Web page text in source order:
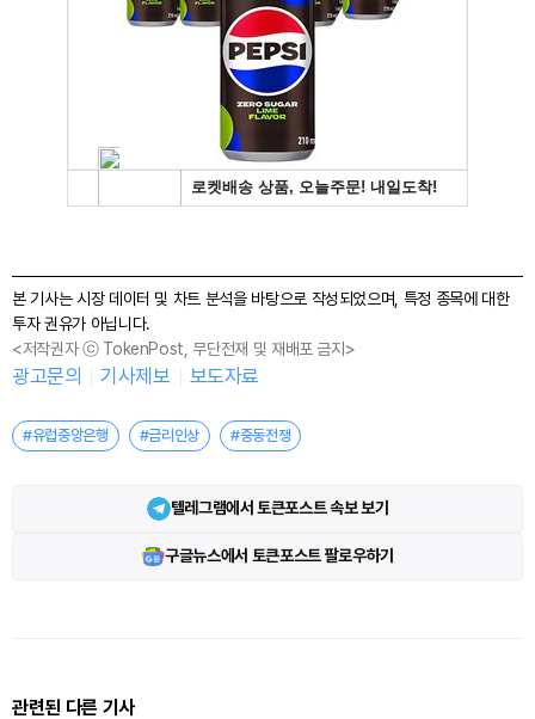
본 기사는 시장 데이터 및 차트 분석을 바탕으로 작성되었으며, 특정 종목에 대한
투자 권유가 아닙니다.
<저작권자 ⓒ TokenPost, 무단전재 및 재배포 금지>
광고문의 기사제보 보도자료
#유럽중앙은행 #금리인상 #중동전쟁
텔레그램에서 토큰포스트 속보 보기
구글뉴스에서 토큰포스트 팔로우하기
관련된 다른 기사